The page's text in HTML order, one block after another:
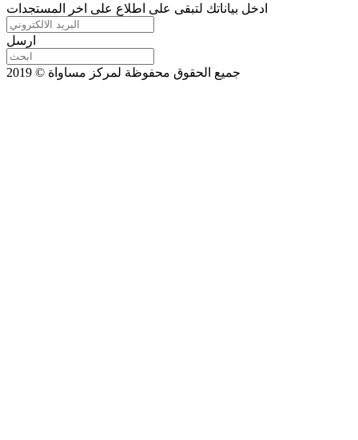
ادخل بياناتك لتبقى على اطلاع على اخر المستجدات
ارسل
جميع الحقوق محفوظة لمركز مساواة © 2019